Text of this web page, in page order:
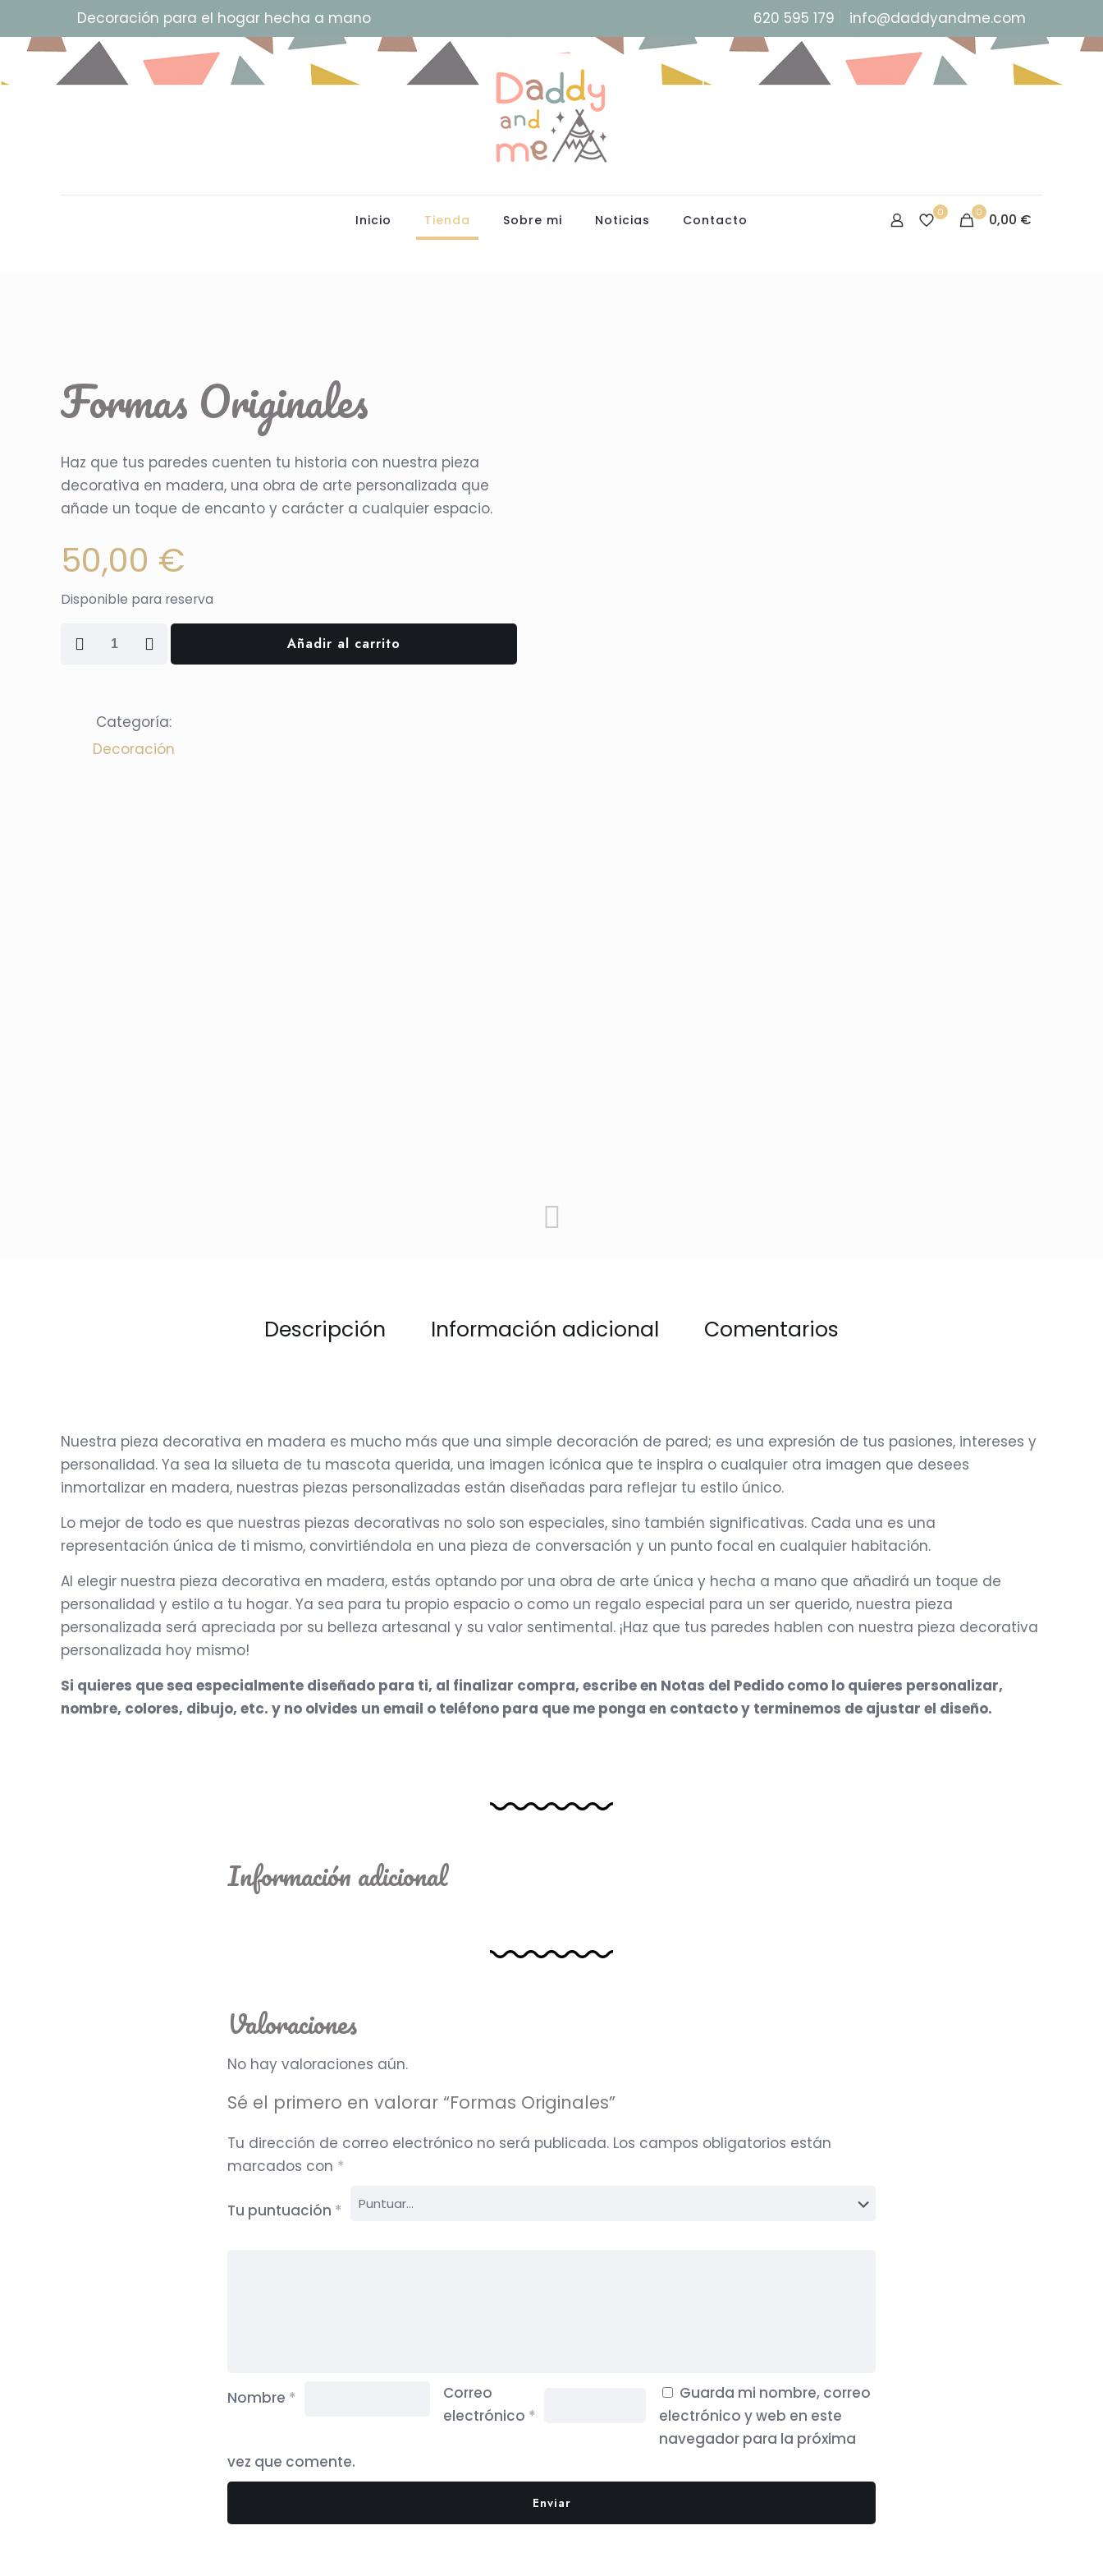
Decoración para el hogar hecha a mano 620 595 179 info@daddyandme.com
Inicio Tienda Sobre mi Noticias Contacto 0 0 0,00 €
Formas Originales
Haz que tus paredes cuenten tu historia con nuestra pieza
decorativa en madera, una obra de arte personalizada que
añade un toque de encanto y carácter a cualquier espacio.
50,00 €
Disponible para reserva
Formas
Añadir al carrito
Categoría:
Decoración
Descripción Información adicional Comentarios
Nuestra pieza decorativa en madera es mucho más que una simple decoración de pared; es una expresión de tus pasiones, intereses y
personalidad. Ya sea la silueta de tu mascota querida, una imagen icónica que te inspira o cualquier otra imagen que desees
inmortalizar en madera, nuestras piezas personalizadas están diseñadas para reflejar tu estilo único.
Lo mejor de todo es que nuestras piezas decorativas no solo son especiales, sino también significativas. Cada una es una
representación única de ti mismo, convirtiéndola en una pieza de conversación y un punto focal en cualquier habitación.
Al elegir nuestra pieza decorativa en madera, estás optando por una obra de arte única y hecha a mano que añadirá un toque de
personalidad y estilo a tu hogar. Ya sea para tu propio espacio o como un regalo especial para un ser querido, nuestra pieza
personalizada será apreciada por su belleza artesanal y su valor sentimental. ¡Haz que tus paredes hablen con nuestra pieza decorativa
personalizada hoy mismo!
Si quieres que sea especialmente diseñado para ti, al finalizar compra, escribe en Notas del Pedido como lo quieres personalizar,
nombre, colores, dibujo, etc. y no olvides un email o teléfono para que me ponga en contacto y terminemos de ajustar el diseño.
Información adicional
Valoraciones
No hay valoraciones aún.
Sé el primero en valorar “Formas Originales”
Tu dirección de correo electrónico no será publicada. Los campos obligatorios están
marcados con *
Tu puntuación *
Nombre *
Correo
electrónico *
Guarda mi nombre, correo
electrónico y web en este
navegador para la próxima
vez que comente.